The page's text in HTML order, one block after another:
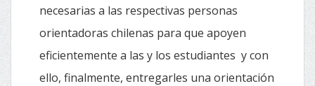
necesarias a las respectivas personas
orientadoras chilenas para que apoyen
eficientemente a las y los estudiantes y con
ello, finalmente, entregarles una orientación